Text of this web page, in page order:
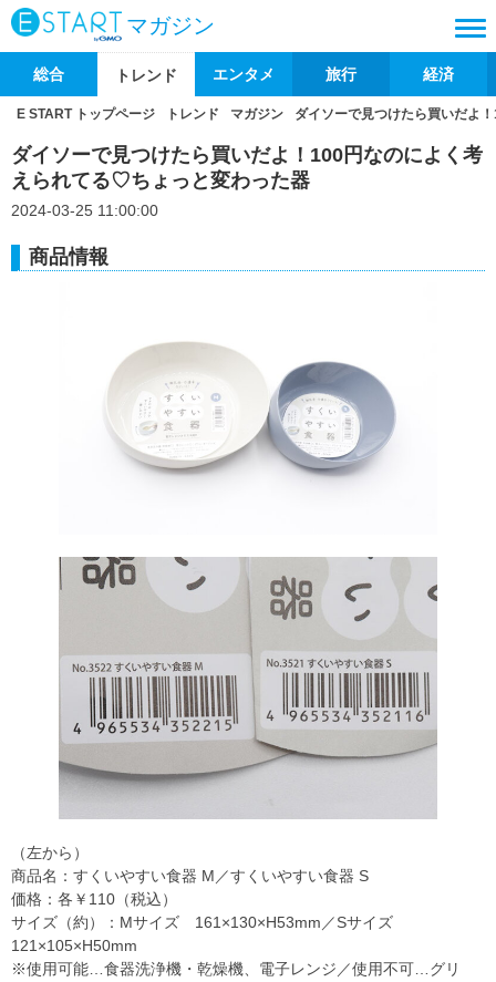
マガジン
総合 トレンド エンタメ 旅行 経済
E START トップページ トレンド マガジン ダイソーで見つけたら買いだよ
ダイソーで見つけたら買いだよ！100円なのによく考
えられてる♡ちょっと変わった器
2024-03-25 11:00:00
商品情報
（左から）
商品名：すくいやすい食器 M／すくいやすい食器 S
価格：各￥110（税込）
サイズ（約）：Mサイズ 161×130×H53mm／Sサイズ
121×105×H50mm
※使用可能…食器洗浄機・乾燥機、電子レンジ／使用不可…グリ